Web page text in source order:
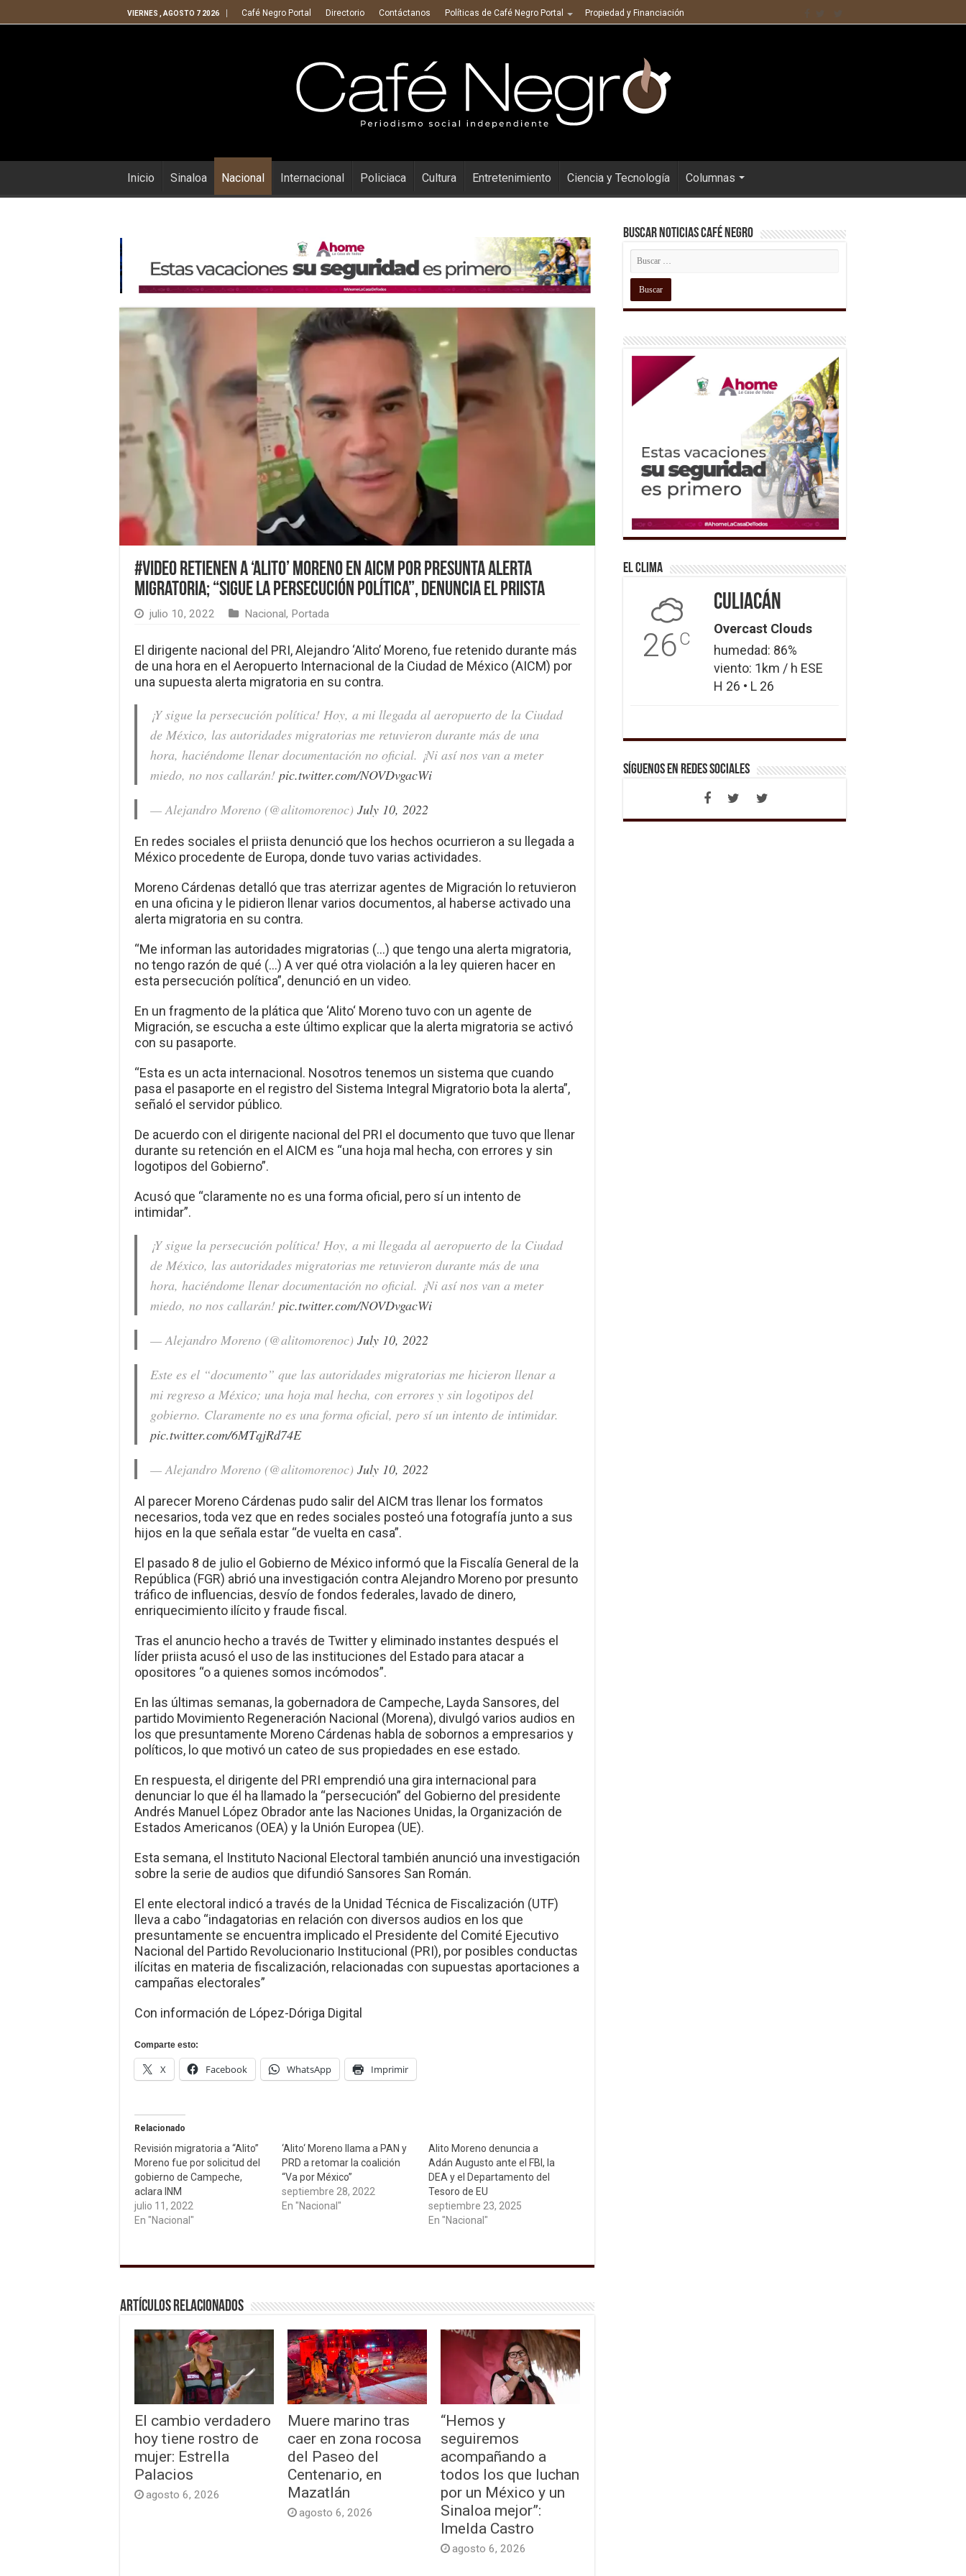
VIERNES , AGOSTO 7 2026 Café Negro Portal Directorio Contáctanos Políticas de Café Negro Portal Propiedad y Financiación
Inicio Sinaloa Nacional Internacional Policiaca Cultura Entretenimiento Ciencia y Tecnología Columnas
#Video Retienen a ‘Alito’ Moreno en AICM por presunta alerta
migratoria; “sigue la persecución política”, denuncia el priista
julio 10, 2022 Nacional, Portada
El dirigente nacional del PRI, Alejandro ‘Alito’ Moreno, fue retenido durante más
de una hora en el Aeropuerto Internacional de la Ciudad de México (AICM) por
una supuesta alerta migratoria en su contra.
¡Y sigue la persecución política! Hoy, a mi llegada al aeropuerto de la Ciudad
de México, las autoridades migratorias me retuvieron durante más de una
hora, haciéndome llenar documentación no oficial. ¡Ni así nos van a meter
miedo, no nos callarán! pic.twitter.com/NOVDvgacWi
— Alejandro Moreno (@alitomorenoc) July 10, 2022
En redes sociales el priista denunció que los hechos ocurrieron a su llegada a
México procedente de Europa, donde tuvo varias actividades.
Moreno Cárdenas detalló que tras aterrizar agentes de Migración lo retuvieron
en una oficina y le pidieron llenar varios documentos, al haberse activado una
alerta migratoria en su contra.
“Me informan las autoridades migratorias (…) que tengo una alerta migratoria,
no tengo razón de qué (…) A ver qué otra violación a la ley quieren hacer en
esta persecución política”, denunció en un video.
En un fragmento de la plática que ‘Alito‘ Moreno tuvo con un agente de
Migración, se escucha a este último explicar que la alerta migratoria se activó
con su pasaporte.
“Esta es un acta internacional. Nosotros tenemos un sistema que cuando
pasa el pasaporte en el registro del Sistema Integral Migratorio bota la alerta”,
señaló el servidor público.
De acuerdo con el dirigente nacional del PRI el documento que tuvo que llenar
durante su retención en el AICM es “una hoja mal hecha, con errores y sin
logotipos del Gobierno”.
Acusó que “claramente no es una forma oficial, pero sí un intento de
intimidar”.
¡Y sigue la persecución política! Hoy, a mi llegada al aeropuerto de la Ciudad
de México, las autoridades migratorias me retuvieron durante más de una
hora, haciéndome llenar documentación no oficial. ¡Ni así nos van a meter
miedo, no nos callarán! pic.twitter.com/NOVDvgacWi
— Alejandro Moreno (@alitomorenoc) July 10, 2022
Este es el “documento” que las autoridades migratorias me hicieron llenar a
mi regreso a México; una hoja mal hecha, con errores y sin logotipos del
gobierno. Claramente no es una forma oficial, pero sí un intento de intimidar.
pic.twitter.com/6MTqjRd74E
— Alejandro Moreno (@alitomorenoc) July 10, 2022
Al parecer Moreno Cárdenas pudo salir del AICM tras llenar los formatos
necesarios, toda vez que en redes sociales posteó una fotografía junto a sus
hijos en la que señala estar “de vuelta en casa”.
El pasado 8 de julio el Gobierno de México informó que la Fiscalía General de la
República (FGR) abrió una investigación contra Alejandro Moreno por presunto
tráfico de influencias, desvío de fondos federales, lavado de dinero,
enriquecimiento ilícito y fraude fiscal.
Tras el anuncio hecho a través de Twitter y eliminado instantes después el
líder priista acusó el uso de las instituciones del Estado para atacar a
opositores “o a quienes somos incómodos”.
En las últimas semanas, la gobernadora de Campeche, Layda Sansores, del
partido Movimiento Regeneración Nacional (Morena), divulgó varios audios en
los que presuntamente Moreno Cárdenas habla de sobornos a empresarios y
políticos, lo que motivó un cateo de sus propiedades en ese estado.
En respuesta, el dirigente del PRI emprendió una gira internacional para
denunciar lo que él ha llamado la “persecución” del Gobierno del presidente
Andrés Manuel López Obrador ante las Naciones Unidas, la Organización de
Estados Americanos (OEA) y la Unión Europea (UE).
Esta semana, el Instituto Nacional Electoral también anunció una investigación
sobre la serie de audios que difundió Sansores San Román.
El ente electoral indicó a través de la Unidad Técnica de Fiscalización (UTF)
lleva a cabo “indagatorias en relación con diversos audios en los que
presuntamente se encuentra implicado el Presidente del Comité Ejecutivo
Nacional del Partido Revolucionario Institucional (PRI), por posibles conductas
ilícitas en materia de fiscalización, relacionadas con supuestas aportaciones a
campañas electorales”
Con información de López-Dóriga Digital
Comparte esto:
X Facebook WhatsApp Imprimir
Relacionado
Revisión migratoria a “Alito”
Moreno fue por solicitud del
gobierno de Campeche,
aclara INM
julio 11, 2022
En "Nacional"
‘Alito‘ Moreno llama a PAN y
PRD a retomar la coalición
“Va por México”
septiembre 28, 2022
En "Nacional"
Alito Moreno denuncia a
Adán Augusto ante el FBI, la
DEA y el Departamento del
Tesoro de EU
septiembre 23, 2025
En "Nacional"
Artículos relacionados
El cambio verdadero
hoy tiene rostro de
mujer: Estrella
Palacios
agosto 6, 2026
Muere marino tras
caer en zona rocosa
del Paseo del
Centenario, en
Mazatlán
agosto 6, 2026
“Hemos y
seguiremos
acompañando a
todos los que luchan
por un México y un
Sinaloa mejor”:
Imelda Castro
agosto 6, 2026
Buscar Noticias Café Negro
El Clima
26C
Culiacán
Overcast Clouds
humedad: 86%
viento: 1km / h ESE
H 26 • L 26
Síguenos en Redes Sociales